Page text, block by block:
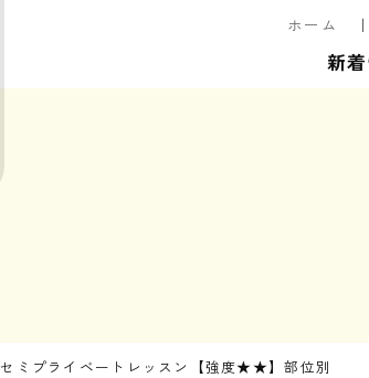
ホーム
新
セミプライベートレッスン【強度★★】部位別